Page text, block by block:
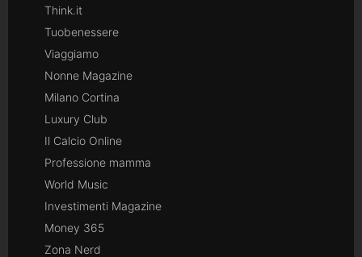
Think.it
Tuobenessere
Viaggiamo
Nonne Magazine
Milano Cortina
Luxury Club
Il Calcio Online
Professione mamma
World Music
Investimenti Magazine
Money 365
Zona Nerd